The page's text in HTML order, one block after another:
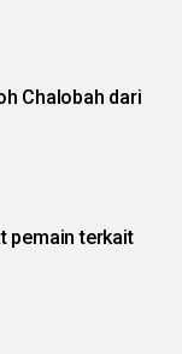
Chalobah dari
pemain terkait